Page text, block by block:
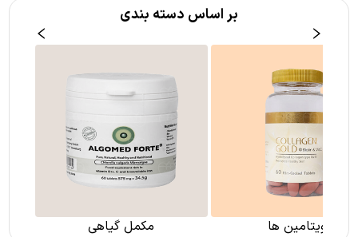
بر اساس دسته بندی
ویتامین ها مکمل گیاهی